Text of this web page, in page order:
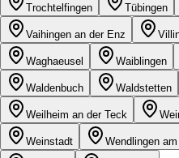
Trochtelfingen Tübingen
Vaihingen an der Enz
Waghaeusel Waiblingen
Waldenbuch Waldstetten
Weilheim an der Teck
Weinstadt Wendlingen